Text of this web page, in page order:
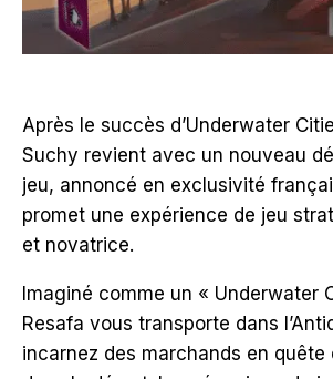
Après le succès d’Underwater
Suchy revient avec un nouveau
jeu, annoncé en exclusivité
promet une expérience de jeu
et novatrice.
Imaginé comme un « Underwater
Resafa vous transporte dans
incarnez des marchands en quête